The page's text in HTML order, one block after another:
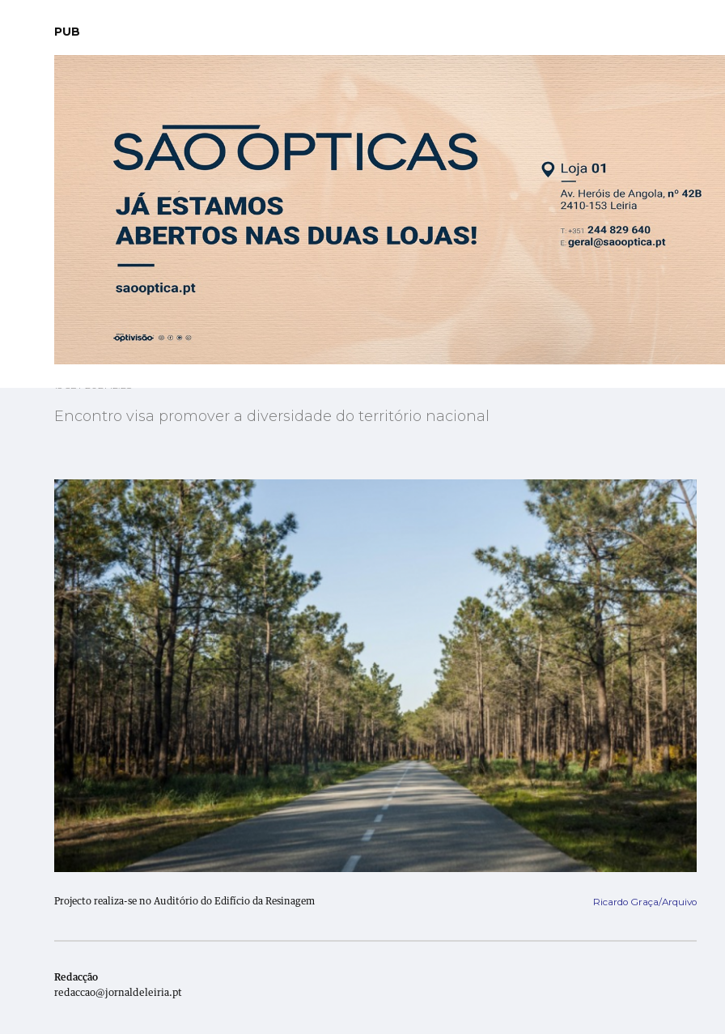
PUB
ENTREVISTA SOCIEDADE SAÚDE ECONOMIA DESPORTO VIVER
Marinha Grande recebe Congresso Internacional para alertar para os desafios ambientais no
SOCIEDADE
Marinha Grande recebe Congresso Internacional
para alertar para os desafios ambientais no
litoral
15 SET 2021 12:28
Encontro visa promover a diversidade do território nacional
Projecto realiza-se no Auditório do Edifício da Resinagem Ricardo Graça/Arquivo
Redacção
redaccao@jornaldeleiria.pt